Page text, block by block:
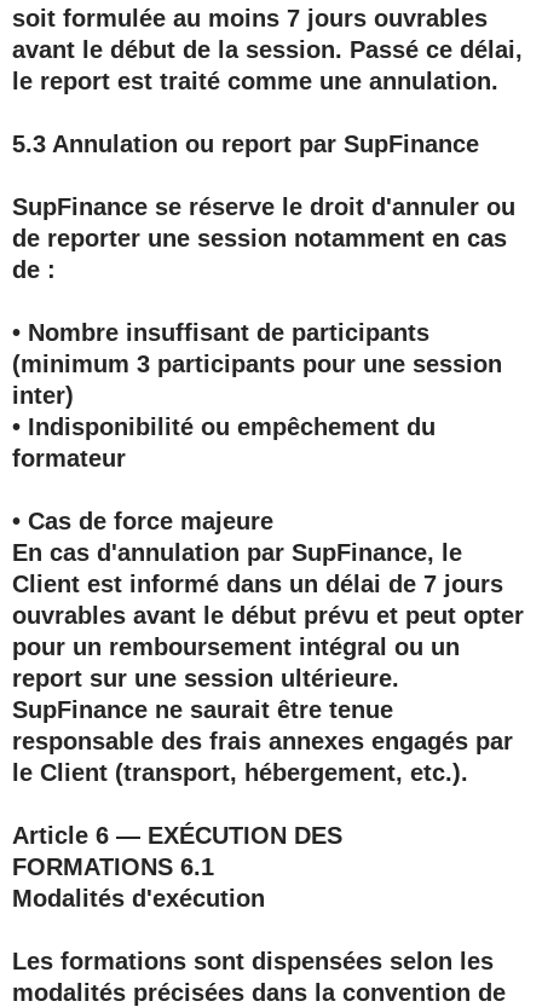
soit formulée au moins 7 jours ouvrables
avant le début de la session. Passé ce délai,
le report est traité comme une annulation.
5.3 Annulation ou report par SupFinance
SupFinance se réserve le droit d'annuler ou
de reporter une session notamment en cas
de :
• Nombre insuffisant de participants
(minimum 3 participants pour une session
inter)
• Indisponibilité ou empêchement du
formateur
• Cas de force majeure
En cas d'annulation par SupFinance, le
Client est informé dans un délai de 7 jours
ouvrables avant le début prévu et peut opter
pour un remboursement intégral ou un
report sur une session ultérieure.
SupFinance ne saurait être tenue
responsable des frais annexes engagés par
le Client (transport, hébergement, etc.).
Article 6 — EXÉCUTION DES
FORMATIONS 6.1
Modalités d'exécution
Les formations sont dispensées selon les
modalités précisées dans la convention de